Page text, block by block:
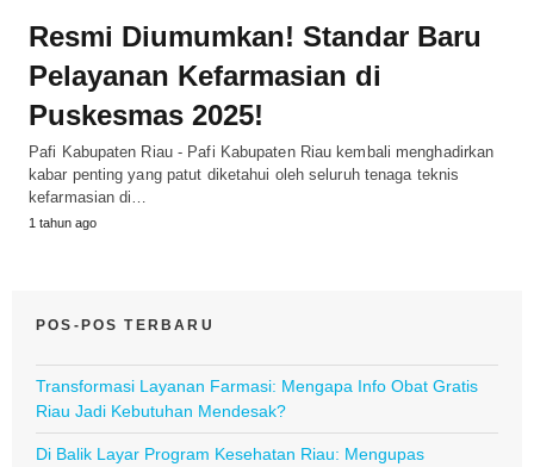
Resmi Diumumkan! Standar Baru
Pelayanan Kefarmasian di
Puskesmas 2025!
Pafi Kabupaten Riau - Pafi Kabupaten Riau kembali menghadirkan
kabar penting yang patut diketahui oleh seluruh tenaga teknis
kefarmasian di…
1 tahun ago
POS-POS TERBARU
Transformasi Layanan Farmasi: Mengapa Info Obat Gratis
Riau Jadi Kebutuhan Mendesak?
Di Balik Layar Program Kesehatan Riau: Mengupas